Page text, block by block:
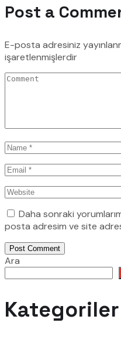
Post a
E-posta adresiniz
işaretlenmişlerdir
Daha sonraki
posta adresim ve site
Post Comment
Ara
Kategoriler